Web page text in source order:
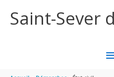
Saint-Sever